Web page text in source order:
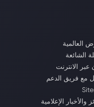
العالمية
الشائعة
عبر الانترنت
مع فريق الدعم
والأخبار الإعلامية